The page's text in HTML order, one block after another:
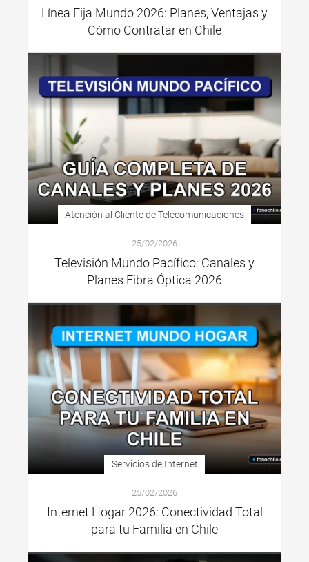
Línea Fija Mundo 2026: Planes, Ventajas y
Cómo Contratar en Chile
Atención al Cliente de Telecomunicaciones
25/02/2026
Televisión Mundo Pacífico: Canales y
Planes Fibra Óptica 2026
Servicios de Internet
25/02/2026
Internet Hogar 2026: Conectividad Total
para tu Familia en Chile